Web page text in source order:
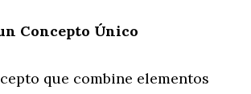
Concepto Único
que combine elementos